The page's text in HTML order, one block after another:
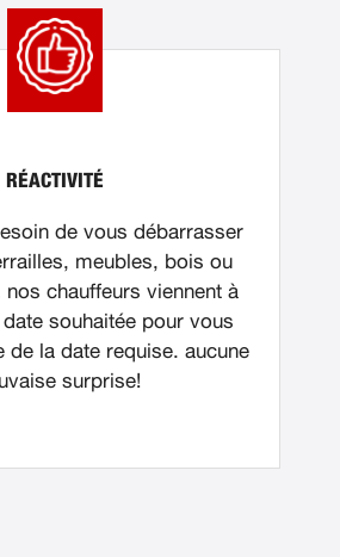
RÉACTIVITÉ
de vous débarrasser
meubles, bois ou
chauffeurs viennent à
date souhaitée pour vous
de la date requise. aucune
surprise!